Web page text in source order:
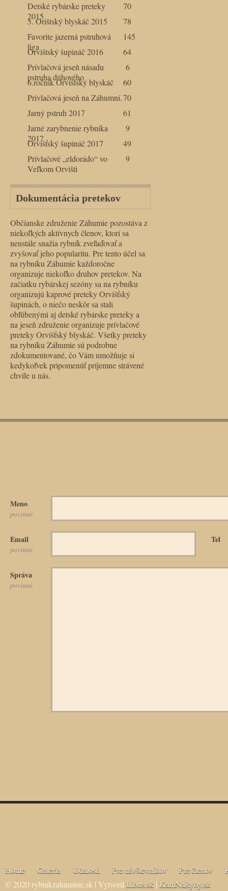
Detské rybárske preteky
2015
70
5. Orištský blyskáč 2015
78
Favorite jazerná pstruhová
liga
145
Orvištský šupináč 2016
64
Prívlačová jeseň násadu
pstruha dúhového
6
6.ročník Orvištský blyskáč
60
Prívlačová jeseň na Záhumní.70
Jarný pstruh 2017
61
Jarné zarybnenie rybníka
2017
9
Orvišťský šupináč 2017
49
Prívlačové „eldorádo“ vo
Veľkom Orvišti
9
Dokumentácia pretekov
Občianske združenie Záhumie pozostáva z
niekoľkých aktívnych členov, ktorí sa
neustále snažia rybník zveľaďovať a
zvyšovať jeho popularitu. Pre tento účel sa
na rybníku Záhumie každoročne
organizuje niekoľko druhov pretekov. Na
začiatku rybárskej sezóny sa na rybníku
organizujú kaprové preteky Orvišťský
šupinách, o niečo neskôr sa stali
obľúbenými aj detské rybárske preteky a
na jeseň združenie organizuje prívlačové
preteky Orvišťský blyskáč. Všetky preteky
na rybníku Záhumie sú podrobne
zdokumentované, čo Vám umožňuje si
kedykoľvek pripomenúť príjemne strávené
chvíle u nás.
Meno
povinné
Email
povinné
Tel
Správa
povinné
Home Galeria Udalosti Pre návštevníkov Pre členov
© 2020 rybnikzahumnie.sk | Vytvoril Libus.sk | KamNaRyby.sk